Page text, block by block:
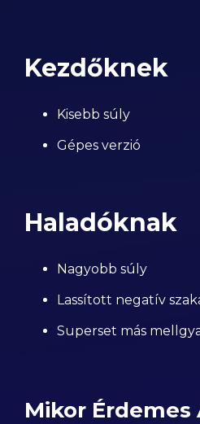
Kezdőknek
Kisebb súly
Gépes verzió
Haladóknak
Nagyobb súly
Lassított negatív
Superset más
Mikor Érdemes